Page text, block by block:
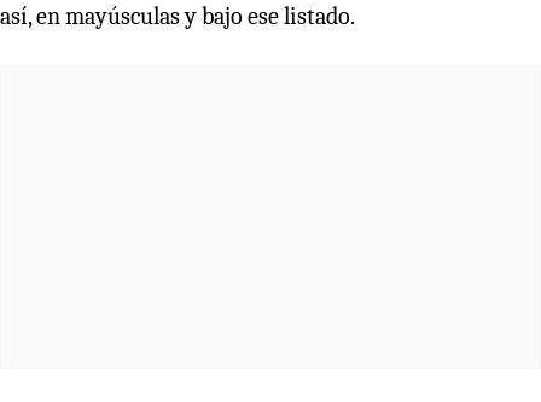
así, en mayúsculas y bajo ese listado.